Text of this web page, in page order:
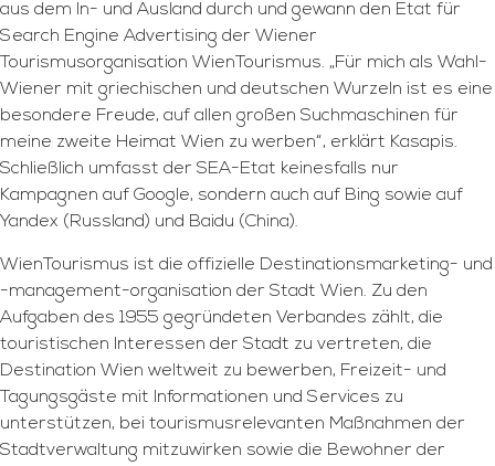
aus dem In- und Ausland durch und gewann den Etat für
Search Engine Advertising der Wiener
Tourismusorganisation WienTourismus. „Für mich als Wahl-
Wiener mit griechischen und deutschen Wurzeln ist es eine
besondere Freude, auf allen großen Suchmaschinen für
meine zweite Heimat Wien zu werben“, erklärt Kasapis.
Schließlich umfasst der SEA-Etat keinesfalls nur
Kampagnen auf Google, sondern auch auf Bing sowie auf
Yandex (Russland) und Baidu (China).
WienTourismus ist die offizielle Destinationsmarketing- und
-management-organisation der Stadt Wien. Zu den
Aufgaben des 1955 gegründeten Verbandes zählt, die
touristischen Interessen der Stadt zu vertreten, die
Destination Wien weltweit zu bewerben, Freizeit- und
Tagungsgäste mit Informationen und Services zu
unterstützen, bei tourismusrelevanten Maßnahmen der
Stadtverwaltung mitzuwirken sowie die Bewohner der